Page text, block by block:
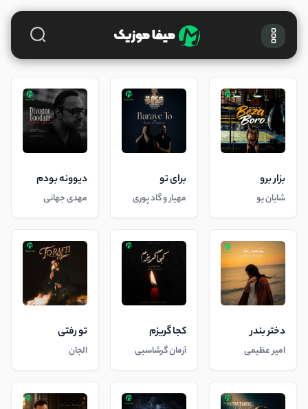
بزار برو
شایان یو
برای تو
مهیار و گاد پوری
دیوونه بودم
مهدی جهانی
دختر بندر
امیر عظیمی
کجا گریزم
آرمان گرشاسبی
تو رفتی
الجان